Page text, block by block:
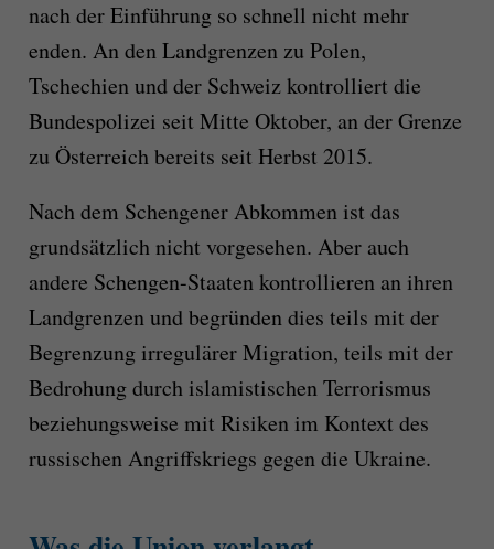
nach der Einführung so schnell nicht mehr
enden. An den Landgrenzen zu Polen,
Tschechien und der Schweiz kontrolliert die
Bundespolizei seit Mitte Oktober, an der Grenze
zu Österreich bereits seit Herbst 2015.
Nach dem Schengener Abkommen ist das
grundsätzlich nicht vorgesehen. Aber auch
andere Schengen-Staaten kontrollieren an ihren
Landgrenzen und begründen dies teils mit der
Begrenzung irregulärer Migration, teils mit der
Bedrohung durch islamistischen Terrorismus
beziehungsweise mit Risiken im Kontext des
russischen Angriffskriegs gegen die Ukraine.